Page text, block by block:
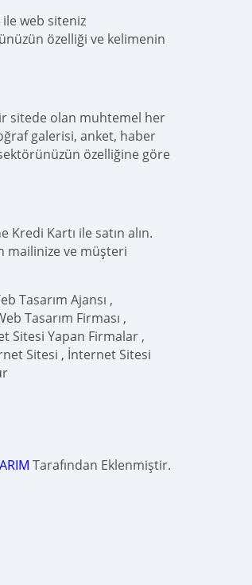
web siteniz
özelliği ve kelimenin
sitede olan muhtemel her
galerisi, anket, haber
özelliğine göre
Kartı ile satın alın.
mailinize ve müşteri
Tasarım Ajansı ,
Tasarım Firması ,
Sitesi Yapan Firmalar ,
Sitesi , İnternet Sitesi
Tarafından Eklenmiştir.